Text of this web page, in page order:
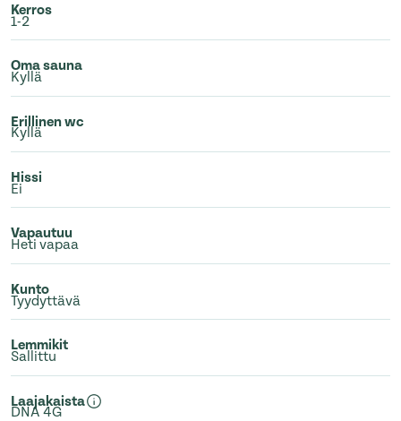
Kerros
1-2
Oma sauna
Kyllä
Erillinen wc
Kyllä
Hissi
Ei
Vapautuu
Heti vapaa
Kunto
Tyydyttävä
Lemmikit
Sallittu
Laajakaista
DNA 4G